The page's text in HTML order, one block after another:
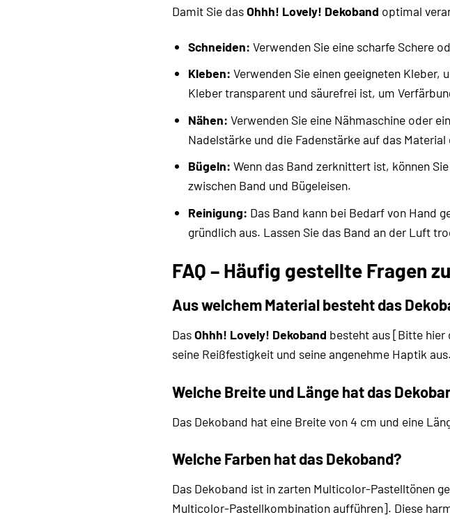
Damit Sie dasOhhh! Lovely! Dekoband optimal
Schneiden: Verwenden Sie eine scharfe Schere
Kleben: Verwenden Sie einen geeigneten Kleber,
Kleber transparent und säurefrei ist, um
Nähen: Verwenden Sie eine Nähmaschine oder
Nadelstärke und die Fadenstärke auf das
Bügeln: Wenn das Band zerknittert ist, können
zwischen Band und Bügeleisen.
Reinigung: Das Band kann bei Bedarf von Hand
gründlich aus. Lassen Sie das Band an der Luft
FAQ – Häufig gestellte Fragen
Aus welchem Material besteht das
DasOhhh! Lovely! Dekoband besteht aus [Bitte hier
seine Reißfestigkeit und seine angenehme Haptik aus.
Welche Breite und Länge hat das
Das Dekoband hat eine Breite von 4 cm und eine
Welche Farben hat das Dekoband?
Das Dekoband ist in zarten Multicolor-Pastelltönen
Multicolor-Pastellkombination aufführen]. Diese